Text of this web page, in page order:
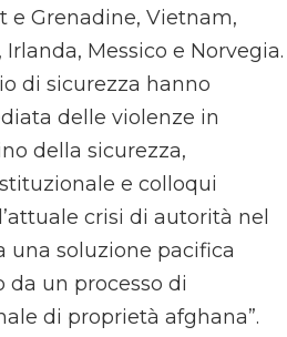
e Grenadine, Vietnam,
Messico e Norvegia.
di sicurezza hanno
delle violenze in
della sicurezza,
e colloqui
crisi di autorità nel
una soluzione pacifica
un processo di
di proprietà afghana”.